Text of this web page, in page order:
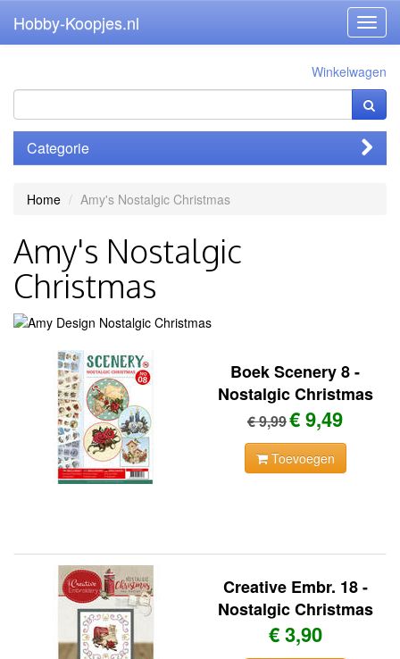
Hobby-Koopjes.nl
Winkelwagen
Categorie
Home Amy's Nostalgic Christmas
Amy's Nostalgic
Christmas
Boek Scenery 8 -
Nostalgic Christmas
€ 9,99€ 9,49
Toevoegen
Creative Embr. 18 -
Nostalgic Christmas
€ 3,90